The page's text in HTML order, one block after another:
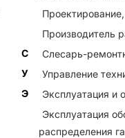
Производитель
С
Слесарь-
У
Управление
Э
Эксплуатация и
Эксплуатация
распределения